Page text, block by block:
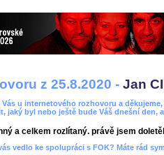
z 25.8.2020 - Jan
Vás u internetového rozhovoru a
jaký byl nebo ještě bude Váš dnešní den,
a celkem rozlítaný. právě jsem
vedlo ke spolupráci s FOK? Máte rád